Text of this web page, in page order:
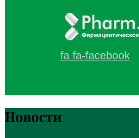
fa fa-facebook
Новости